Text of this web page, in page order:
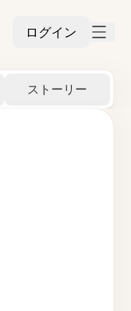
ログイン
ストーリー